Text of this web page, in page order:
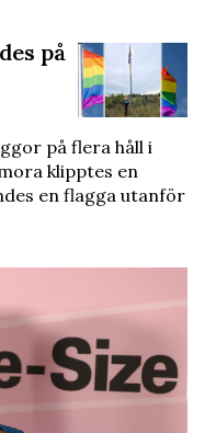
på
på flera håll i
klipptes en
en flagga utanför